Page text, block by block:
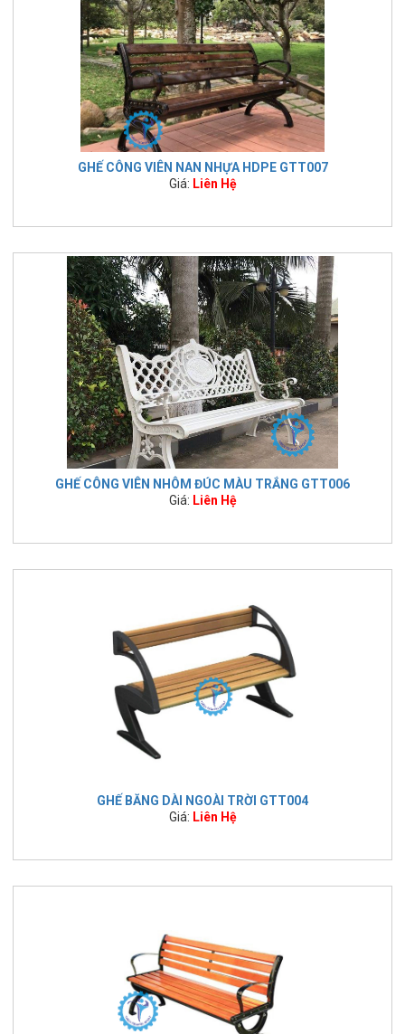
GHẾ CÔNG VIÊN NAN NHỰA HDPE GTT007
Giá: Liên Hệ
GHẾ CÔNG VIÊN NHÔM ĐÚC MÀU TRẮNG GTT006
Giá: Liên Hệ
GHẾ BĂNG DÀI NGOÀI TRỜI GTT004
Giá: Liên Hệ